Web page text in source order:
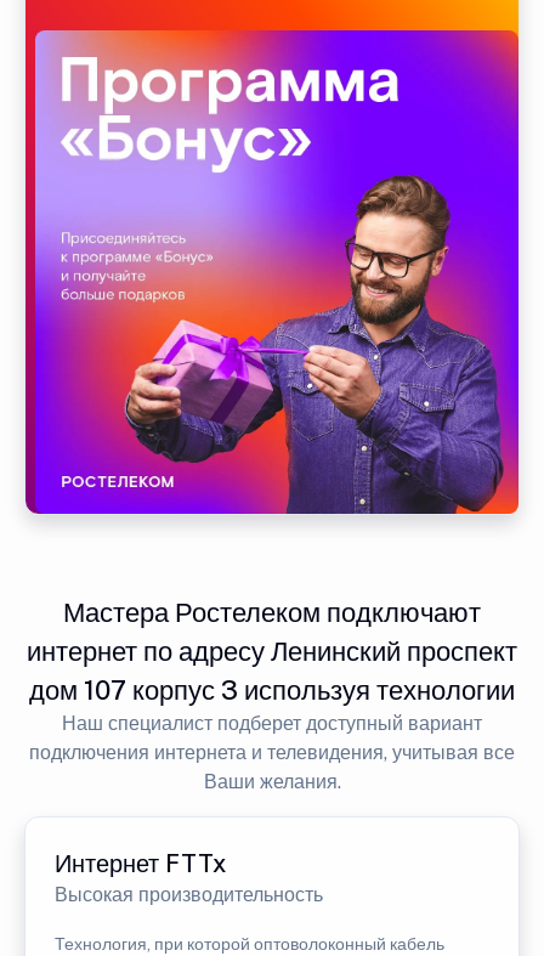
Мастера Ростелеком подключают
интернет по адресу Ленинский проспект
дом 107 корпус 3 используя технологии
Наш специалист подберет доступный вариант
подключения интернета и телевидения, учитывая все
Ваши желания.
Интернет FTTx
Высокая производительность
Технология, при которой оптоволоконный кабель